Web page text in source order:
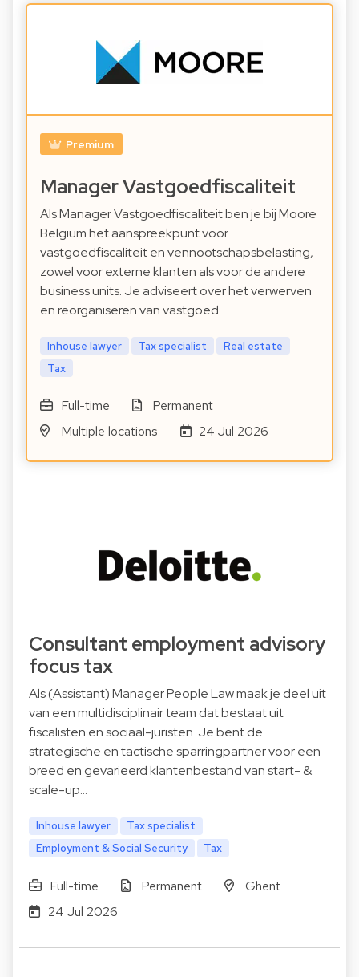
Premium
Manager Vastgoedfiscaliteit
Als Manager Vastgoedfiscaliteit ben je bij Moore
Belgium het aanspreekpunt voor
vastgoedfiscaliteit en vennootschapsbelasting,
zowel voor externe klanten als voor de andere
business units. Je adviseert over het verwerven
en reorganiseren van vastgoed…
Inhouse lawyer Tax specialist
Real estate
Tax
Full-time
Permanent
Multiple locations
24 Jul 2026
Consultant employment advisory
focus tax
Als (Assistant) Manager People Law maak je deel uit
van een multidisciplinair team dat bestaat uit
fiscalisten en sociaal-juristen. Je bent de
strategische en tactische sparringpartner voor een
breed en gevarieerd klantenbestand van start- &
scale-up…
Inhouse lawyer
Tax specialist
Employment & Social Security
Tax
Full-time Permanent
Ghent
24 Jul 2026